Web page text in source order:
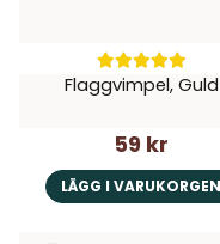
Flaggvimpel, Guld
59 kr
LÄGG I VARUKORGEN